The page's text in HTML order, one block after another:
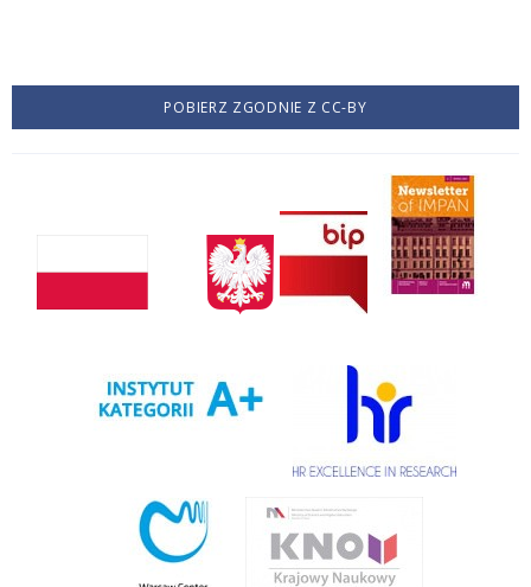
POBIERZ ZGODNIE Z CC-BY